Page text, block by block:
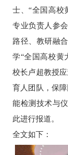
士、“全国高校
专业负责人参
路径、教研融
学“全国高校黄
校长卢超教授
育人团队，保
能检测技术与
此进行报道。
全文如下：